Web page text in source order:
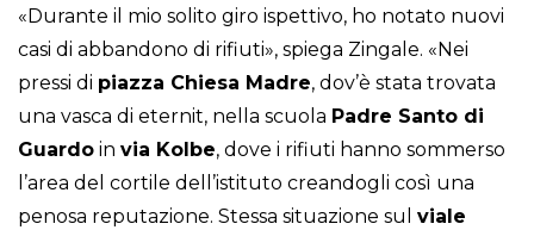
«Durante il mio solito giro ispettivo, ho notato nuovi
casi di abbandono di rifiuti», spiega Zingale. «Nei
pressi di piazza Chiesa Madre, dov’è stata trovata
una vasca di eternit, nella scuola Padre Santo di
Guardo in via Kolbe, dove i rifiuti hanno sommerso
l’area del cortile dell’istituto creandogli così una
penosa reputazione. Stessa situazione sul viale